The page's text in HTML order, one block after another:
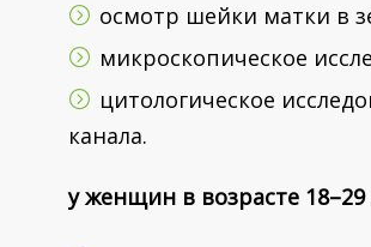
осмотр шейки матки в
микроскопическое
цитологическое
канала.
у женщин в возрасте 18–29